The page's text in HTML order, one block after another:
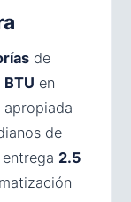
de
en
apropiada
de
2.5